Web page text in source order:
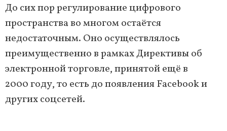
До сих пор регулирование цифрового
пространства во многом остаётся
недостаточным. Оно осуществлялось
преимущественно в рамках Директивы об
электронной торговле, принятой ещё в
2000 году, то есть до появления Facebook и
других соцсетей.